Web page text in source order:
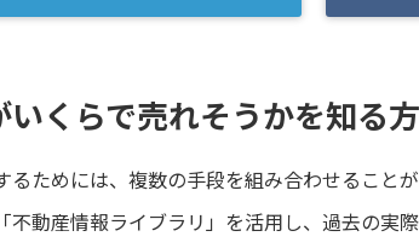
いくらで売れそうかを知る
ためには、複数の手段を組み合わせることが
不動産情報ライブラリ」を活用し、過去の実